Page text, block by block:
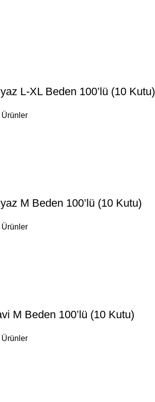
L-XL Beden 100’lü (10 Kutu)
Ürünler
M Beden 100’lü (10 Kutu)
Ürünler
M Beden 100’lü (10 Kutu)
Ürünler